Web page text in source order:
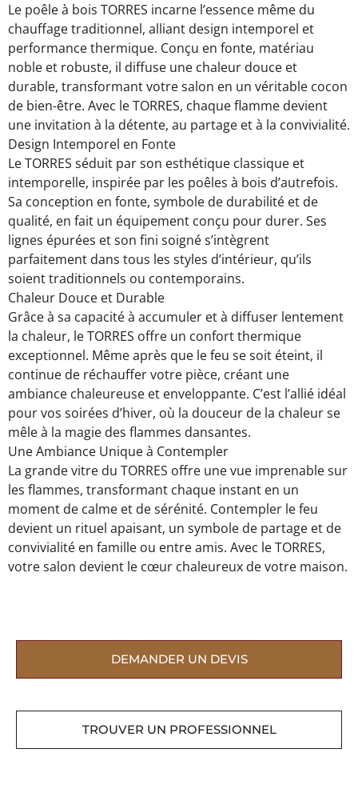
Le poêle à bois TORRES incarne l’essence même du
chauffage traditionnel, alliant design intemporel et
performance thermique. Conçu en fonte, matériau
noble et robuste, il diffuse une chaleur douce et
durable, transformant votre salon en un véritable cocon
de bien-être. Avec le TORRES, chaque flamme devient
une invitation à la détente, au partage et à la convivialité.
Design Intemporel en Fonte
Le TORRES séduit par son esthétique classique et
intemporelle, inspirée par les poêles à bois d’autrefois.
Sa conception en fonte, symbole de durabilité et de
qualité, en fait un équipement conçu pour durer. Ses
lignes épurées et son fini soigné s’intègrent
parfaitement dans tous les styles d’intérieur, qu’ils
soient traditionnels ou contemporains.
Chaleur Douce et Durable
Grâce à sa capacité à accumuler et à diffuser lentement
la chaleur, le TORRES offre un confort thermique
exceptionnel. Même après que le feu se soit éteint, il
continue de réchauffer votre pièce, créant une
ambiance chaleureuse et enveloppante. C’est l’allié idéal
pour vos soirées d’hiver, où la douceur de la chaleur se
mêle à la magie des flammes dansantes.
Une Ambiance Unique à Contempler
La grande vitre du TORRES offre une vue imprenable sur
les flammes, transformant chaque instant en un
moment de calme et de sérénité. Contempler le feu
devient un rituel apaisant, un symbole de partage et de
convivialité en famille ou entre amis. Avec le TORRES,
votre salon devient le cœur chaleureux de votre maison.
DEMANDER UN DEVIS
TROUVER UN PROFESSIONNEL